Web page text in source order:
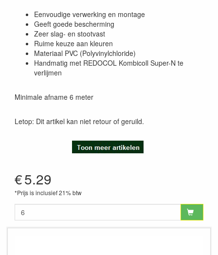
Eenvoudige verwerking en montage
Geeft goede bescherming
Zeer slag- en stootvast
Ruime keuze aan kleuren
Materiaal PVC (Polyvinylchloride)
Handmatig met REDOCOL Kombicoll Super-N te
verlijmen
Minimale afname 6 meter
Letop: Dit artikel kan niet retour of geruild.
€5.29
*Prijs is inclusief 21% btw